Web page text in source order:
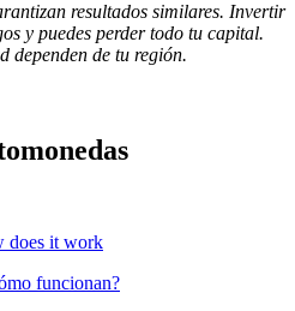
resultados similares. Invertir
y puedes perder todo tu capital.
dependen de tu región.
funcionan?